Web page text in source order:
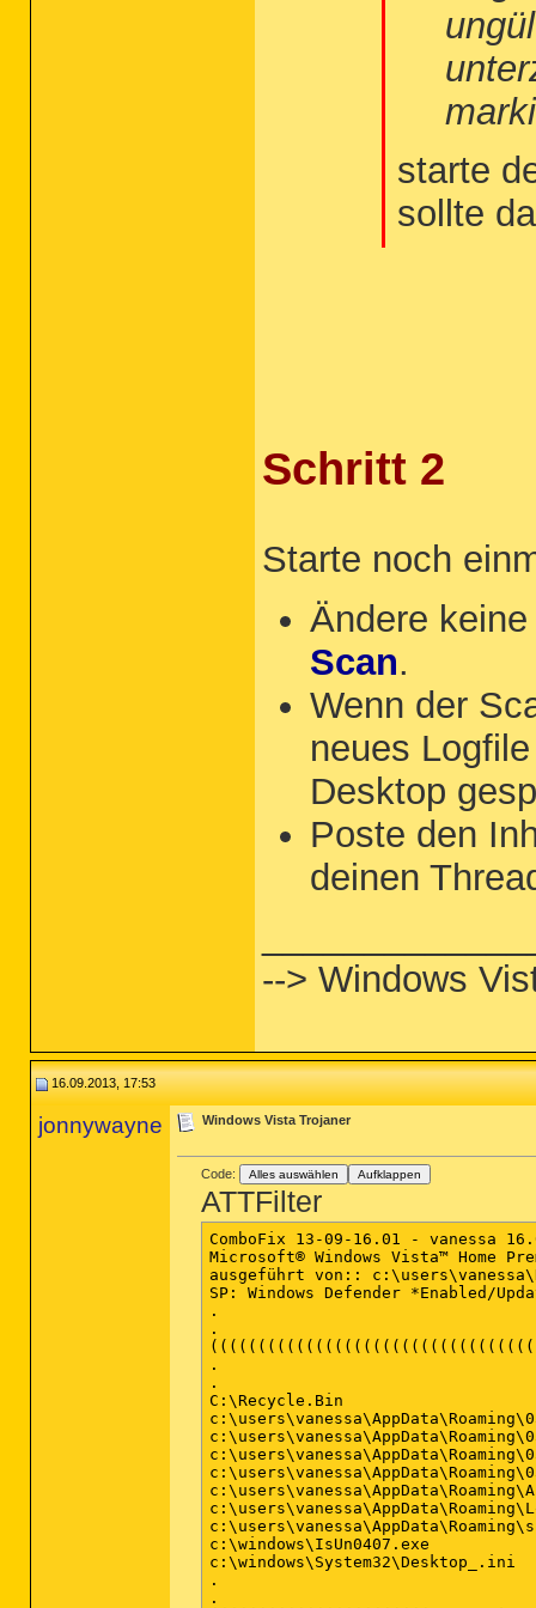
starte
sollte
Schritt 2
Starte noch
Ändere
Scan.
Wenn der
neues
Desktop
Poste den
deinen
--> Windows
16.09.2013, 17:53
jonnywayne Windows Vista Trojaner
Code: Alles auswählen Aufklappen
ATTFilter
ComboFix 13-09-16.01 - vanessa
Microsoft® Windows Vista™ Home
ausgeführt von::
SP: Windows Defender *Enabled/
.
.
.
.
C:\Recycle.Bin
c:\windows\IsUn0407.exe
c:\windows\System32\Desktop_.ini
.
.